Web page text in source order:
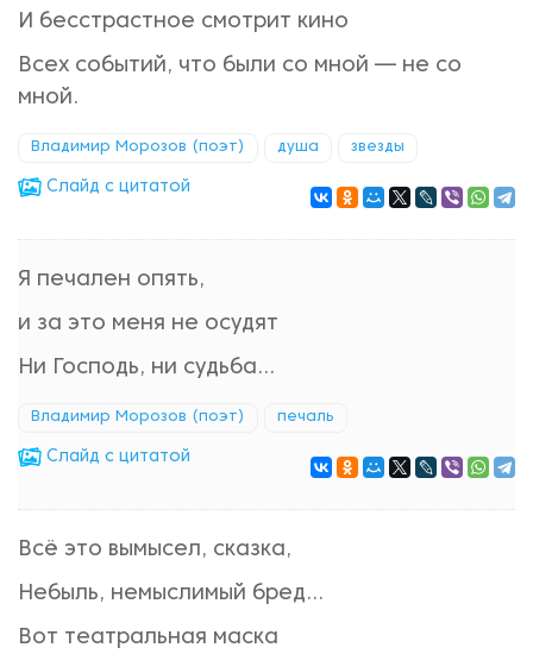
И бесстрастное смотрит кино
Всех событий, что были со мной — не со
мной.
Владимир Морозов (поэт) душа звезды
Cлайд с цитатой
Я печален опять,
и за это меня не осудят
Ни Господь, ни судьба...
Владимир Морозов (поэт) печаль
Cлайд с цитатой
Всё это вымысел, сказка,
Небыль, немыслимый бред...
Вот театральная маска